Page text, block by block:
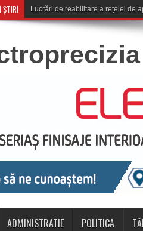
ȘTIRI Corona Brașov se calif
ADMINISTRATIE POLITICA